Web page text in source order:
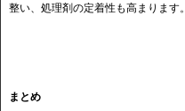
整い、処理剤の定着性も高まります。
まとめ